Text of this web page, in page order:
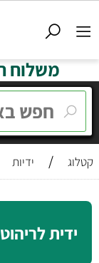
משלוח
קטלוג / ידיות
ידית